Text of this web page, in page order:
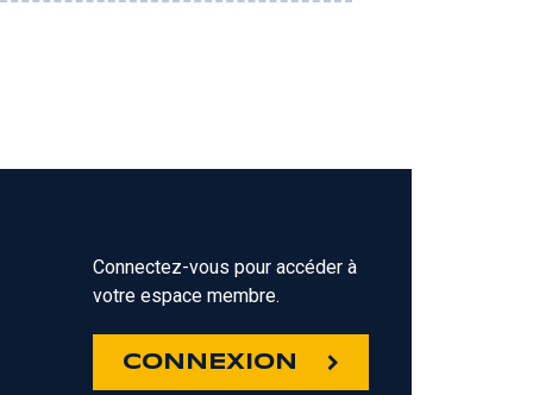
Connectez-vous pour accéder à
votre espace membre.
CONNEXION